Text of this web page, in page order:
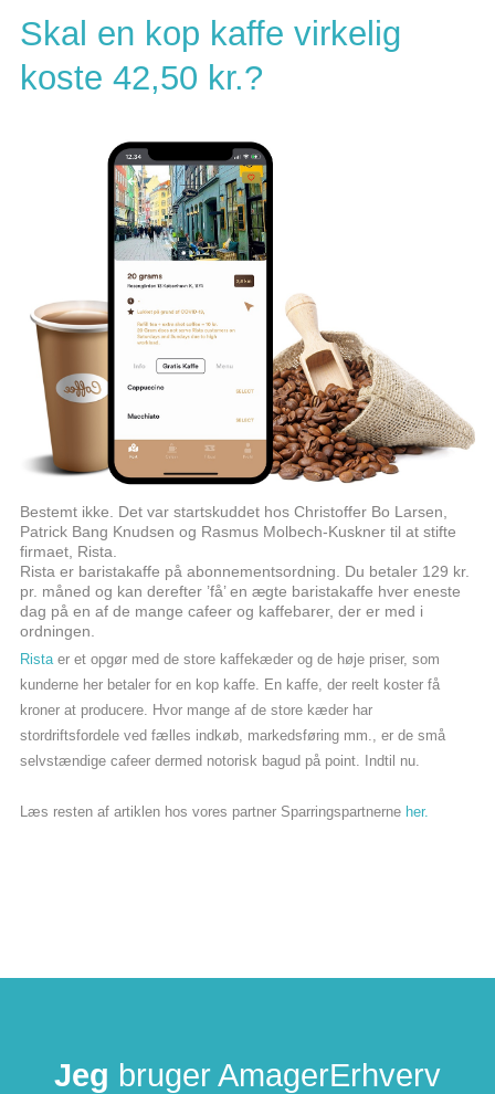
Skal en kop kaffe virkelig
koste 42,50 kr.?
Bestemt ikke. Det var startskuddet hos Christoffer Bo Larsen,
Patrick Bang Knudsen og Rasmus Molbech-Kuskner til at stifte
firmaet, Rista.
Rista er baristakaffe på abonnementsordning. Du betaler 129 kr.
pr. måned og kan derefter ’få’ en ægte baristakaffe hver eneste
dag på en af de mange cafeer og kaffebarer, der er med i
ordningen.
Ristaer et opgør med de store kaffekæder og de høje priser, som
kunderne her betaler for en kop kaffe. En kaffe, der reelt koster få
kroner at producere. Hvor mange af de store kæder har
stordriftsfordele ved fælles indkøb, markedsføring mm., er de små
selvstændige cafeer dermed notorisk bagud på point. Indtil nu.
Læs resten af artiklen hos vores partner Sparringspartnerne her.
Jeg bruger AmagerErhverv